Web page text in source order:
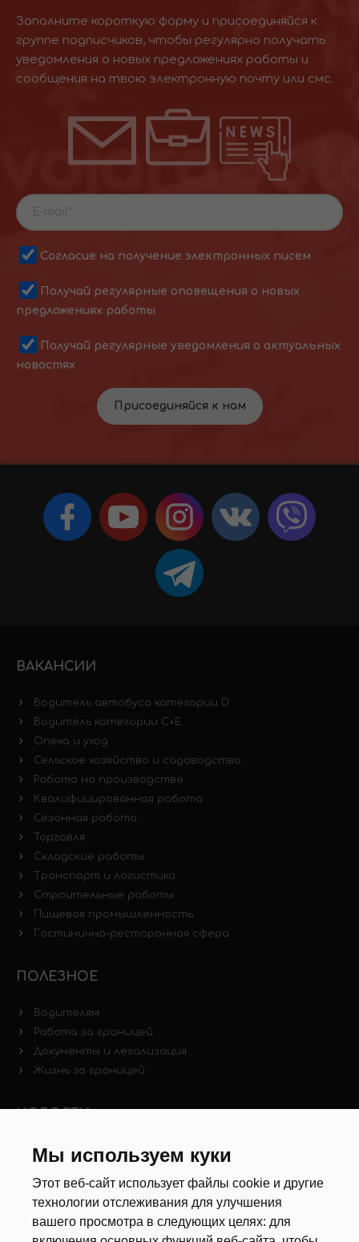
Мы используем куки
Этот веб-сайт использует файлы cookie и другие
технологии отслеживания для улучшения
вашего просмотра в следующих целях: для
Заполните короткую форму и присоединяйся к
группе подписчиков, чтобы регулярно получать
уведомления о новых предложениях работы и
сообщения на твою электронную почту или смс.
Согласие на получение электронных писем
Получай регулярные оповещения о новых
предложениях работы
Получай регулярные уведомления о актуальных
новостях
Присоединяйся к нам
ВАКАНСИИ
Водитель автобуса категории D
Водитель категории C+E
Опека и уход
Сельское хозяйство и садоводство
Работа на производстве
Квалифицированная работа
Сезонная работа
Торговля
Складские работы
Транспорт и логистика
Строительные работы
Пищевая промышленность
Гостинично-ресторанная сфера
ПОЛЕЗНОЕ
Водителям
Работа за границей
Документы и легализация
Жизнь за границей
НОВОСТИ
Новости рынка труда